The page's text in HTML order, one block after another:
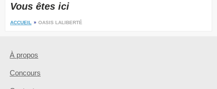
Vous êtes ici
ACCUEIL OASIS LALIBERTÉ
À propos
Concours